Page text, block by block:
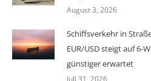
August 3, 2026
Schiffsverkehr in
EUR/USD steigt auf 6-
günstiger erwartet
Juli 31, 2026